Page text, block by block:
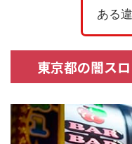
ある
東京都の闇ス